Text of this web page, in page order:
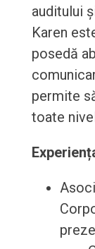
auditului
Karen
posedă
permite
toate